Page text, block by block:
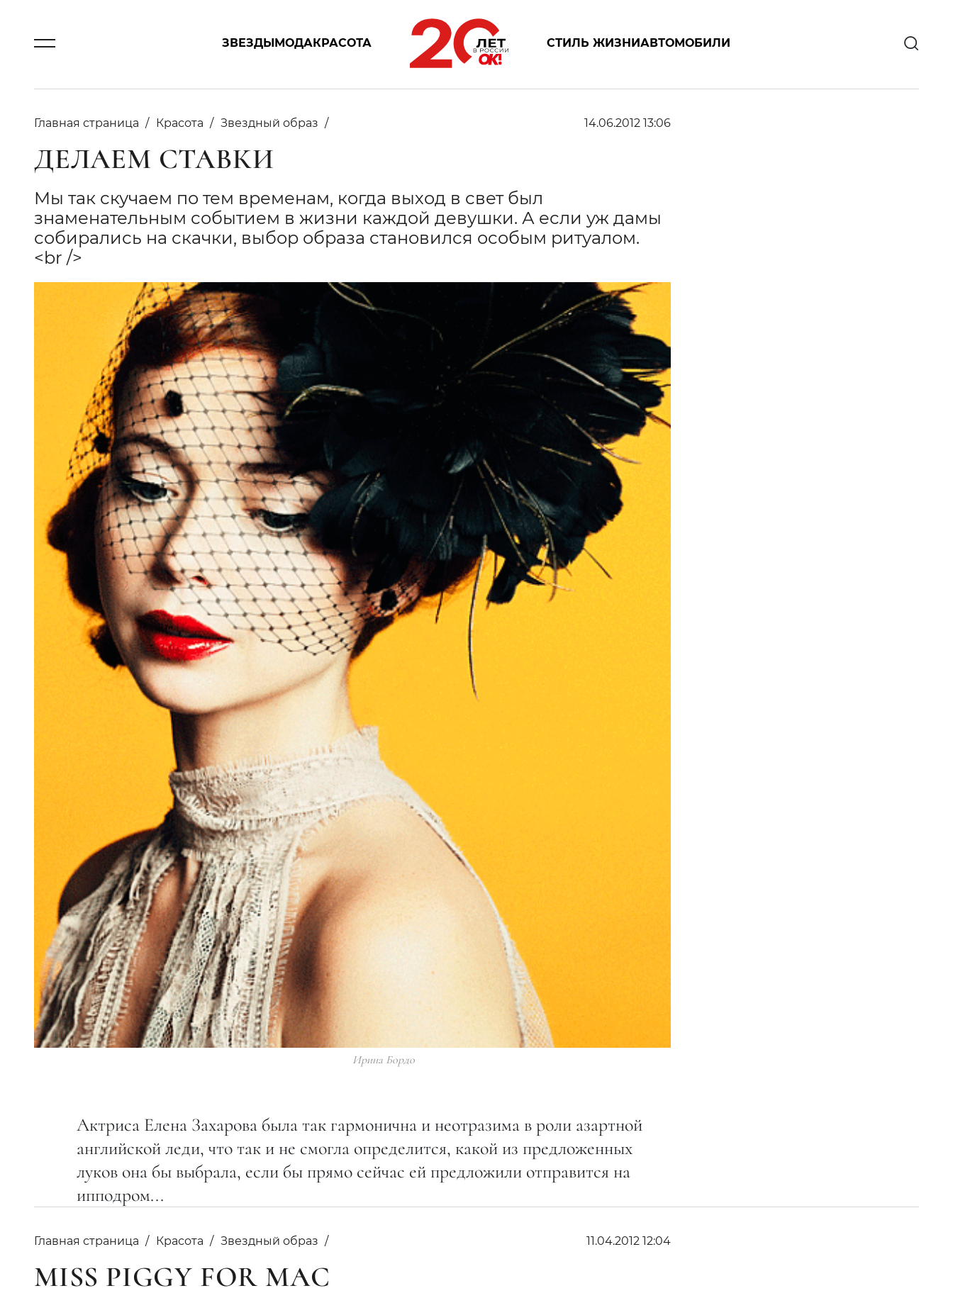
ЗВЕЗДЫМОДАКРАСОТА СТИЛЬ ЖИЗНИАВТОМОБИЛИ
Главная страница Красота Звездный образ 14.06.2012 13:06
ДЕЛАЕМ СТАВКИ
Мы так скучаем по тем временам, когда выход в свет был
знаменательным событием в жизни каждой девушки. А если уж дамы
собирались на скачки, выбор образа становился особым ритуалом.
<br />
Ирина Бордо
Актриса Елена Захарова была так гармонична и неотразима в роли азартной
английской леди, что так и не смогла определится, какой из предложенных
луков она бы выбрала, если бы прямо сейчас ей предложили отправится на
ипподром...
Главная страница Красота Звездный образ 11.04.2012 12:04
MISS PIGGY FOR MAC